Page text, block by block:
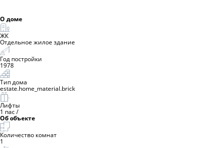
О доме
ЖК
Отдельное жилое здание
Год постройки
1978
Тип дома
estate.home_material.brick
Лифты
1 пас/
Об объекте
Количество комнат
1